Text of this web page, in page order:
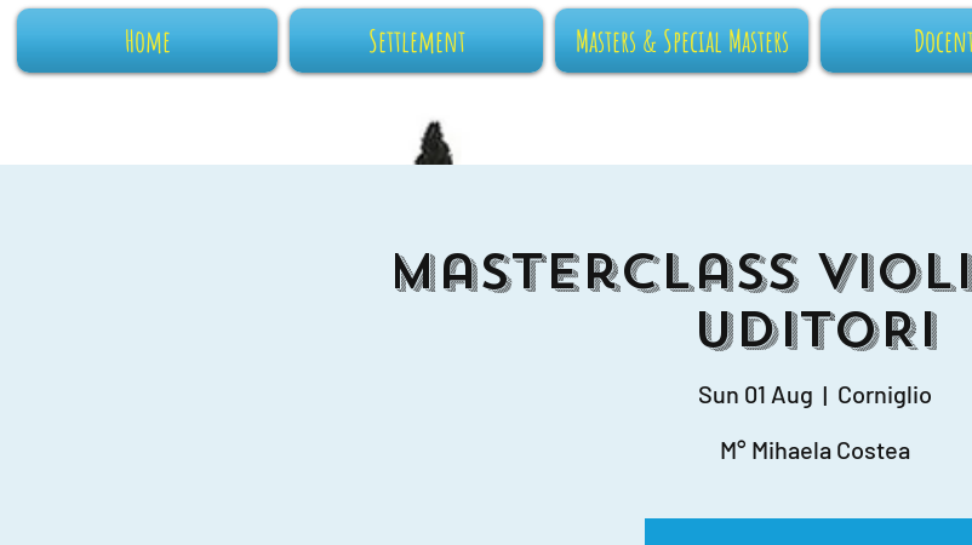
Home Settlement Masters & Special Masters
Masterclass
UDITORI
Sun 01 Aug
  |
Corniglio
M° Mihaela Costea